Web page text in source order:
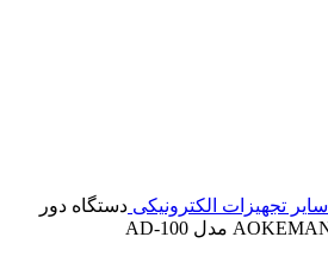
سایر تجهیزات الکترونیکی دستگاه دور